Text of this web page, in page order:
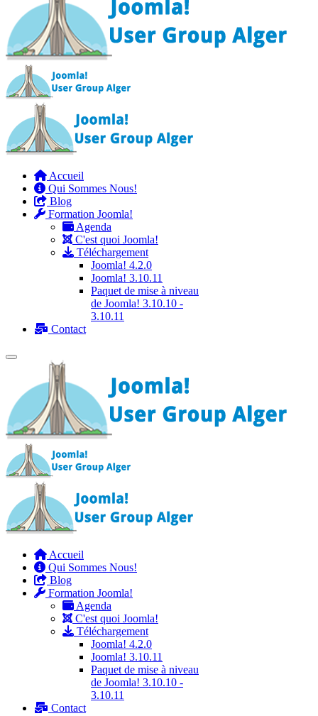
Accueil
Qui Sommes Nous!
Blog
Formation Joomla!
Agenda
C'est quoi Joomla!
Téléchargement
Joomla! 4.2.0
Joomla! 3.10.11
Paquet de mise à niveau
de Joomla! 3.10.10 -
3.10.11
Contact
Accueil
Qui Sommes Nous!
Blog
Formation Joomla!
Agenda
C'est quoi Joomla!
Téléchargement
Joomla! 4.2.0
Joomla! 3.10.11
Paquet de mise à niveau
de Joomla! 3.10.10 -
3.10.11
Contact